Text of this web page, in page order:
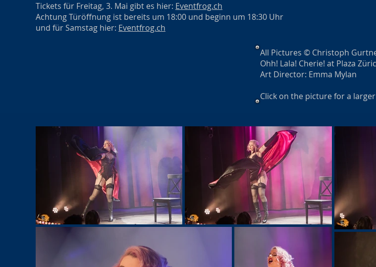
Tickets für Freitag, 3. Mai gibt es hier: Eventfrog.ch
Achtung Türöffnung ist bereits um 18:00 und beginn um 18:30 Uhr
und für Samstag hier: Eventfrog.ch
All Pictures © Christoph
Ohh! Lala! Cherie! at Plaza
Art Director: Emma Mylan
Click on the picture for a